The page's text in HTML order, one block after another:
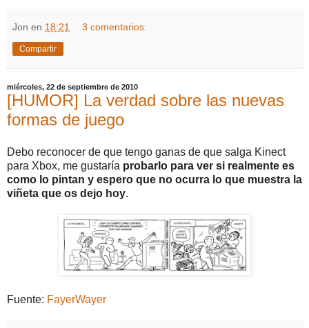
Jon en 18:21 3 comentarios:
Compartir
miércoles, 22 de septiembre de 2010
[HUMOR] La verdad sobre las nuevas
formas de juego
Debo reconocer de que tengo ganas de que salga Kinect
para Xbox, me gustaría probarlo para ver si realmente es
como lo pintan y espero que no ocurra lo que muestra la
viñeta que os dejo hoy.
Fuente: FayerWayer